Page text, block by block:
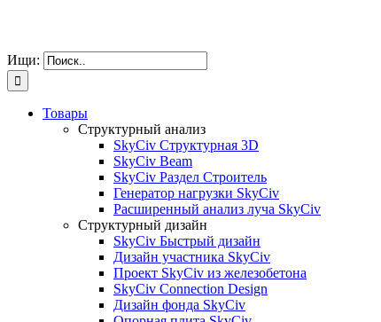
Ищи:
Товары
Структурный анализ
SkyCiv Структурная 3D
SkyCiv Beam
SkyCiv Раздел Строитель
Генератор нагрузки SkyCiv
Расширенный анализ луча SkyCiv
Структурный дизайн
SkyCiv Быстрый дизайн
Дизайн участника SkyCiv
Проект SkyCiv из железобетона
SkyCiv Connection Design
Дизайн фонда SkyCiv